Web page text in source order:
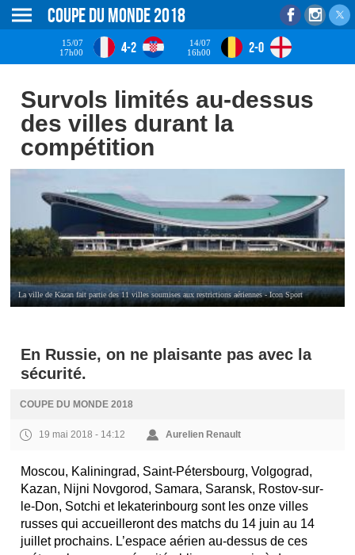
Coupe du monde 2018
15/07
17h00
4-2
14/07
16h00
2-0
Survols limités au-dessus
des villes durant la
compétition
La ville de Kazan fait partie des 11 villes soumises aux restrictions aériennes - Icon Sport
En Russie, on ne plaisante pas avec la
sécurité.
COUPE DU MONDE 2018
19 mai 2018 - 14:12 Aurelien Renault
Moscou, Kaliningrad, Saint-Pétersbourg, Volgograd,
Kazan, Nijni Novgorod, Samara, Saransk, Rostov-sur-
le-Don, Sotchi et Iekaterinbourg sont les onze villes
russes qui accueilleront des matchs du 14 juin au 14
juillet prochains. L’espace aérien au-dessus de ces